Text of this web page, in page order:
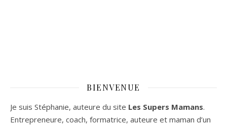
BIENVENUE
Je suis Stéphanie, auteure du site Les Supers Mamans.
Entrepreneure, coach, formatrice, auteure et maman d’un